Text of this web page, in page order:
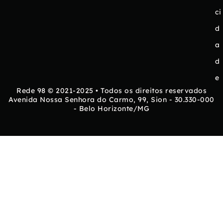
ci
d
a
d
e
Rede 98 © 2021-2025 • Todos os direitos reservados
Avenida Nossa Senhora do Carmo, 99, Sion - 30.330-000
- Belo Horizonte/MG